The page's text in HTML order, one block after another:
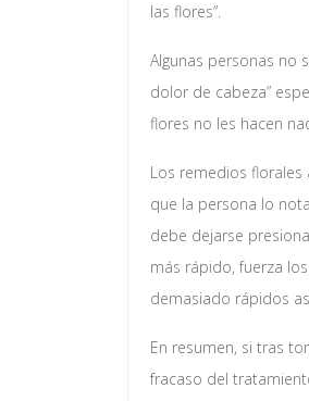
las flores”.
Algunas personas no
dolor de cabeza”
flores no les hacen
Los remedios
que la persona lo
debe dejarse
más rápido, fuerza
demasiado rápidos
En resumen, si tras
fracaso del